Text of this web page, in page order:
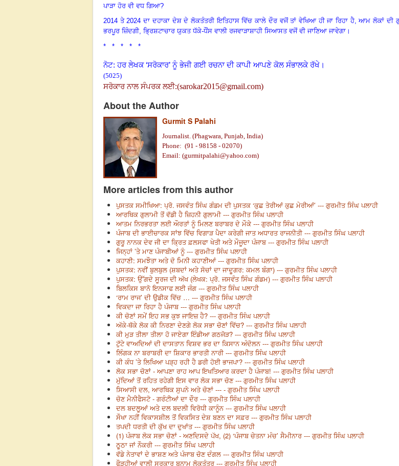
ਪਾੜਾ ਹੋਰ ਵੀ ਵਧ ਗਿਆ?
2014 ਤੇ 2024 ਦਾ ਦਹਾਕਾ ਦੇਸ਼ ਦੇ ਲੋਕਤੰਤਰੀ ਇਤਿਹਾਸ ਵਿੱਚ ਕਾਲੇ ਦੌਰ ਵਜੋਂ ਤਾਂ ਵੇਖਿਆ ਹੀ ਜਾ ਰਿਹਾ ਹੈ,ਆਮ ਲੋਕਾਂ ਦੀ
ਭਰਪੂਰ ਜ਼ਿੰਦਗੀ, ਭ੍ਰਿਸ਼ਟਾਚਾਰ ਯੁਕਤ ਧੱਕੇ-ਧੌਂਸ ਵਾਲੀ ਰਜਵਾੜਾਸ਼ਾਹੀ ਸਿਆਸਤ ਵਜੋਂ ਵੀ ਜਾਣਿਆ ਜਾਵੇਗਾ ।
* * * * *
ਨੋਟ: ਹਰ ਲੇਖਕ ‘ਸਰੋਕਾਰ’ ਨੂੰ ਭੇਜੀ ਗਈ ਰਚਨਾ ਦੀ ਕਾਪੀ ਆਪਣੇ ਕੋਲ ਸੰਭਾਲਕੇ ਰੱਖੇ।
(5025)
ਸਰੋਕਾਰ ਨਾਲ ਸੰਪਰਕ ਲਈ:(sarokar2015@gmail.com)
About the Author
Gurmit S Palahi
Journalist. (Phagwara, Punjab, India)
Phone: (91 - 98158 - 02070)
Email: (gurmitpalahi@yahoo.com)
More articles from this author
ਪੁਸਤਕ ਸਮੀਖਿਆ: ਪ੍ਰੋ. ਜਸਵੰਤ ਸਿੰਘ ਗੰਡਮ ਦੀ ਪੁਸਤਕ ‘ਕੁਛ ਤੇਰੀਆਂ ਕੁਛ ਮੇਰੀਆਂ’ --- ਗੁਰਮੀਤ ਸਿੰਘ ਪਲਾਹੀ
ਆਰਥਿਕ ਗੁਲਾਮੀ ਤੋਂ ਵੱਡੀ ਹੈ ਜ਼ਿਹਨੀ ਗੁਲਾਮੀ --- ਗੁਰਮੀਤ ਸਿੰਘ ਪਲਾਹੀ
ਆਤਮ ਨਿਰਭਰਤਾ ਲਈ ਔਰਤਾਂ ਨੂੰ ਮਿਲਣ ਬਰਾਬਰ ਦੇ ਮੌਕੇ --- ਗੁਰਮੀਤ ਸਿੰਘ ਪਲਾਹੀ
ਪੰਜਾਬ ਦੀ ਭਾਈਚਾਰਕ ਸਾਂਝ ਵਿੱਚ ਵਿਗਾੜ ਪੈਦਾ ਕਰੇਗੀ ਜਾਤ ਅਧਾਰਤ ਰਾਜਨੀਤੀ --- ਗੁਰਮੀਤ ਸਿੰਘ ਪਲਾਹੀ
ਗੁਰੂ ਨਾਨਕ ਦੇਵ ਜੀ ਦਾ ਕ੍ਰਿਤ ਫ਼ਲਸਫਾ ਖੇਤੀ ਅਤੇ ਮੌਜੂਦਾ ਪੰਜਾਬ --- ਗੁਰਮੀਤ ਸਿੰਘ ਪਲਾਹੀ
ਜਿਨ੍ਹਾਂ ’ਤੇ ਮਾਣ ਪੰਜਾਬੀਆਂ ਨੂੰ --- ਗੁਰਮੀਤ ਸਿੰਘ ਪਲਾਹੀ
ਕਹਾਣੀ: ਸਮਝੌਤਾ ਅਤੇ ਦੋ ਮਿਨੀ ਕਹਾਣੀਆਂ --- ਗੁਰਮੀਤ ਸਿੰਘ ਪਲਾਹੀ
ਪੁਸਤਕ: ਨਵੀਂ ਬੁਲਬੁਲ (ਸ਼ਬਦਾਂ ਅਤੇ ਸੋਚਾਂ ਦਾ ਜਾਦੂਗਰ: ਕਮਲ ਬੰਗਾ) --- ਗੁਰਮੀਤ ਸਿੰਘ ਪਲਾਹੀ
ਪੁਸਤਕ: ਉੱਗਦੇ ਸੂਰਜ ਦੀ ਅੱਖ (ਲੇਖਕ: ਪ੍ਰੋ. ਜਸਵੰਤ ਸਿੰਘ ਗੰਡਮ) --- ਗੁਰਮੀਤ ਸਿੰਘ ਪਲਾਹੀ
ਬਿਲਕਿਸ ਬਾਨੋ ਇਨਸਾਫ ਲਈ ਜੰਗ --- ਗੁਰਮੀਤ ਸਿੰਘ ਪਲਾਹੀ
‘ਰਾਮ ਰਾਜ’ ਦੀ ਉਡੀਕ ਵਿੱਚ … --- ਗੁਰਮੀਤ ਸਿੰਘ ਪਲਾਹੀ
ਵਿਕਦਾ ਜਾ ਰਿਹਾ ਹੈ ਪੰਜਾਬ --- ਗੁਰਮੀਤ ਸਿੰਘ ਪਲਾਹੀ
ਕੀ ਚੋਣਾਂ ਸਮੇਂ ਇਹ ਸਭ ਕੁਝ ਜਾਇਜ਼ ਹੈ? --- ਗੁਰਮੀਤ ਸਿੰਘ ਪਲਾਹੀ
ਅੱਕੇ-ਥੱਕੇ ਲੋਕ ਕੀ ਨਿਰਣਾ ਦੇਣਗੇ ਲੋਕ ਸਭਾ ਚੋਣਾਂ ਵਿੱਚ? --- ਗੁਰਮੀਤ ਸਿੰਘ ਪਲਾਹੀ
ਕੀ ਮੁੜ ਤੀਲਾ ਤੀਲਾ ਹੋ ਜਾਏਗਾ ਇੰਡੀਆ ਗਠਜੋੜ? --- ਗੁਰਮੀਤ ਸਿੰਘ ਪਲਾਹੀ
ਟੁੱਟੇ ਵਾਅਦਿਆਂ ਦੀ ਦਾਸਤਾਨ ਵਿਸ਼ਵ ਭਰ ਦਾ ਕਿਸਾਨ ਅੰਦੋਲਨ --- ਗੁਰਮੀਤ ਸਿੰਘ ਪਲਾਹੀ
ਲਿੰਗਕ ਨਾ ਬਰਾਬਰੀ ਦਾ ਸ਼ਿਕਾਰ ਭਾਰਤੀ ਨਾਰੀ --- ਗੁਰਮੀਤ ਸਿੰਘ ਪਲਾਹੀ
ਕੀ ਕੰਧ ’ਤੇ ਲਿਖਿਆ ਪੜ੍ਹ ਰਹੀ ਹੈ ਡਰੀ ਹੋਈ ਭਾਜਪਾ? --- ਗੁਰਮੀਤ ਸਿੰਘ ਪਲਾਹੀ
ਲੋਕ ਸਭਾ ਚੋਣਾਂ - ਆਪਣਾ ਰਾਹ ਆਪ ਇਖਤਿਆਰ ਕਰਦਾ ਹੈ ਪੰਜਾਬ! --- ਗੁਰਮੀਤ ਸਿੰਘ ਪਲਾਹੀ
ਮੁੱਦਿਆਂ ਤੋਂ ਰਹਿਤ ਰਹੇਗੀ ਇਸ ਵਾਰ ਲੋਕ ਸਭਾ ਚੋਣ --- ਗੁਰਮੀਤ ਸਿੰਘ ਪਲਾਹੀ
ਸਿਆਸੀ ਦਲ, ਆਰਥਿਕ ਸੁਪਨੇ ਅਤੇ ਚੋਣਾਂ --- - ਗੁਰਮੀਤ ਸਿੰਘ ਪਲਾਹੀ
ਚੋਣ ਮੈਨੀਫੈਸਟੋ - ਗਰੰਟੀਆਂ ਦਾ ਦੌਰ --- ਗੁਰਮੀਤ ਸਿੰਘ ਪਲਾਹੀ
ਦਲ ਬਦਲੂਆਂ ਅਤੇ ਦਲ ਬਦਲੀ ਵਿਰੋਧੀ ਕਾਨੂੰਨ --- ਗੁਰਮੀਤ ਸਿੰਘ ਪਲਾਹੀ
ਸੌਖਾ ਨਹੀਂ ਵਿਕਾਸਸ਼ੀਲ ਤੋਂ ਵਿਕਸਿਤ ਦੇਸ਼ ਬਣਨ ਦਾ ਸਫ਼ਰ --- ਗੁਰਮੀਤ ਸਿੰਘ ਪਲਾਹੀ
ਤਪਦੀ ਧਰਤੀ ਦੀ ਕੁੱਖ ਦਾ ਦੁਖਾਂਤ --- ਗੁਰਮੀਤ ਸਿੰਘ ਪਲਾਹੀ
(1) ਪੰਜਾਬ ਲੋਕ ਸਭਾ ਚੋਣਾਂ - ਅਣਦਿਸਦੇ ਪੱਖ, (2) ‘ਪੰਜਾਬ ਚੇਤਨਾ ਮੰਚ’ ਸੈਮੀਨਾਰ --- ਗੁਰਮੀਤ ਸਿੰਘ ਪਲਾਹੀ
ਠੂਠਾ ਜਾਂ ਨੌਕਰੀ --- ਗੁਰਮੀਤ ਸਿੰਘ ਪਲਾਹੀ
ਵੱਡੇ ਨੇਤਾਵਾਂ ਦੇ ਭਾਸ਼ਣ ਅਤੇ ਪੰਜਾਬ ਚੋਣ ਦੰਗਲ --- ਗੁਰਮੀਤ ਸਿੰਘ ਪਲਾਹੀ
ਫੌੜ੍ਹੀਆਂ ਵਾਲੀ ਸਰਕਾਰ ਬਨਾਮ ਲੋਕਤੰਤਰ --- ਗੁਰਮੀਤ ਸਿੰਘ ਪਲਾਹੀ